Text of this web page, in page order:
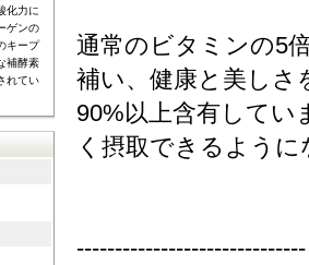
通常のビタミンの5
補い、健康と美しさ
90%以上含有してい
く摂取できるよう
------------------------------
化力に
ゲンの
キープ
補酵素
れてい